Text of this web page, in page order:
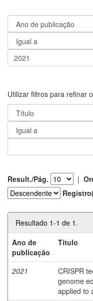
Utilizar filtros para refinar
Result./Pág. |
Resultado 1-1 de 1.
Ano de
publicação
Título
2021
CRISPR
genome
applied to